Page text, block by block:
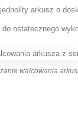
arkusz o
ostatecznego
walcowania